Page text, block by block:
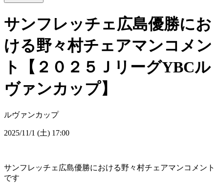
サンフレッチェ広島優勝にお
ける野々村チェアマンコメン
ト【２０２５ＪリーグYBCル
ヴァンカップ】
ルヴァンカップ
2025/11/1 (土) 17:00
サンフレッチェ広島優勝における野々村チェアマンコメント
です